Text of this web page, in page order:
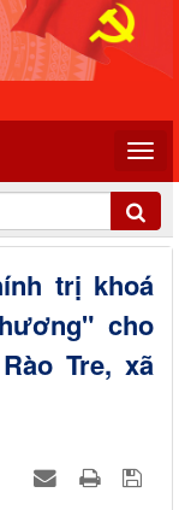
trị khoá
cho
Tre, xã